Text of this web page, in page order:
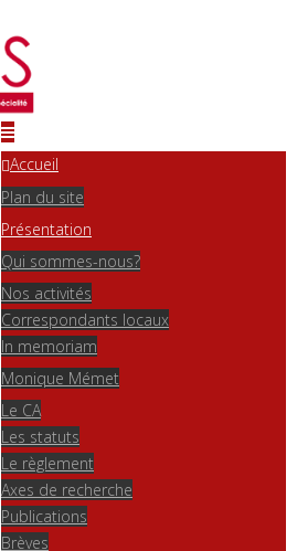
Accueil
Plan du site
Présentation
Qui sommes-nous?
Nos activités
Correspondants locaux
In memoriam
Monique Mémet
Le CA
Les statuts
Le règlement
Axes de recherche
Publications
Brèves